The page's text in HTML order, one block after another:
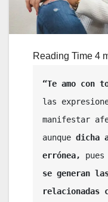
“Te amo con
las
manifestar
aunque dicha
errónea, pues
se generan
relacionadas